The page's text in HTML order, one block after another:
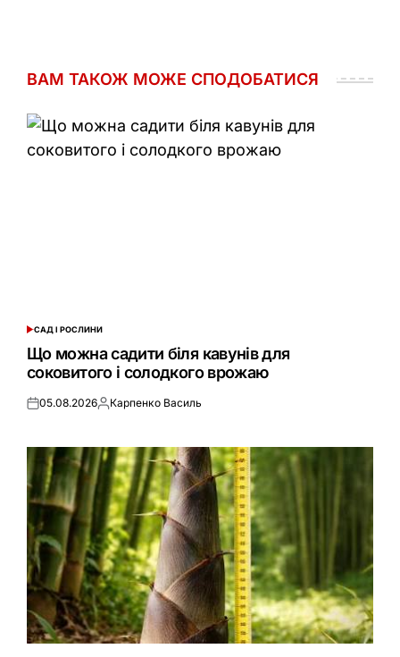
ВАМ ТАКОЖ МОЖЕ СПОДОБАТИСЯ
ОПУБЛІКУВАТИ
У
САД І РОСЛИНИ
Що можна садити біля кавунів для
соковитого і солодкого врожаю
Оприлюднено
05.08.2026Опубліковано
Карпенко Василь